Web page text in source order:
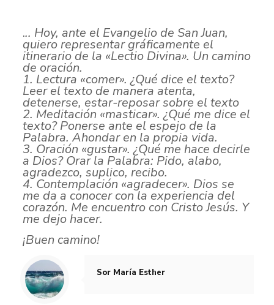
... Hoy, ante el Evangelio de San Juan,
quiero representar gráficamente el
itinerario de la «Lectio Divina». Un camino
de oración.
1. Lectura «comer». ¿Qué dice el texto?
Leer el texto de manera atenta,
detenerse, estar-reposar sobre el texto
2. Meditación «masticar». ¿Qué me dice el
texto? Ponerse ante el espejo de la
Palabra. Ahondar en la propia vida.
3. Oración «gustar». ¿Qué me hace decirle
a Dios? Orar la Palabra: Pido, alabo,
agradezco, suplico, recibo.
4. Contemplación «agradecer». Dios se
me da a conocer con la experiencia del
corazón. Me encuentro con Cristo Jesús. Y
me dejo hacer.
¡Buen camino!
Sor María Esther